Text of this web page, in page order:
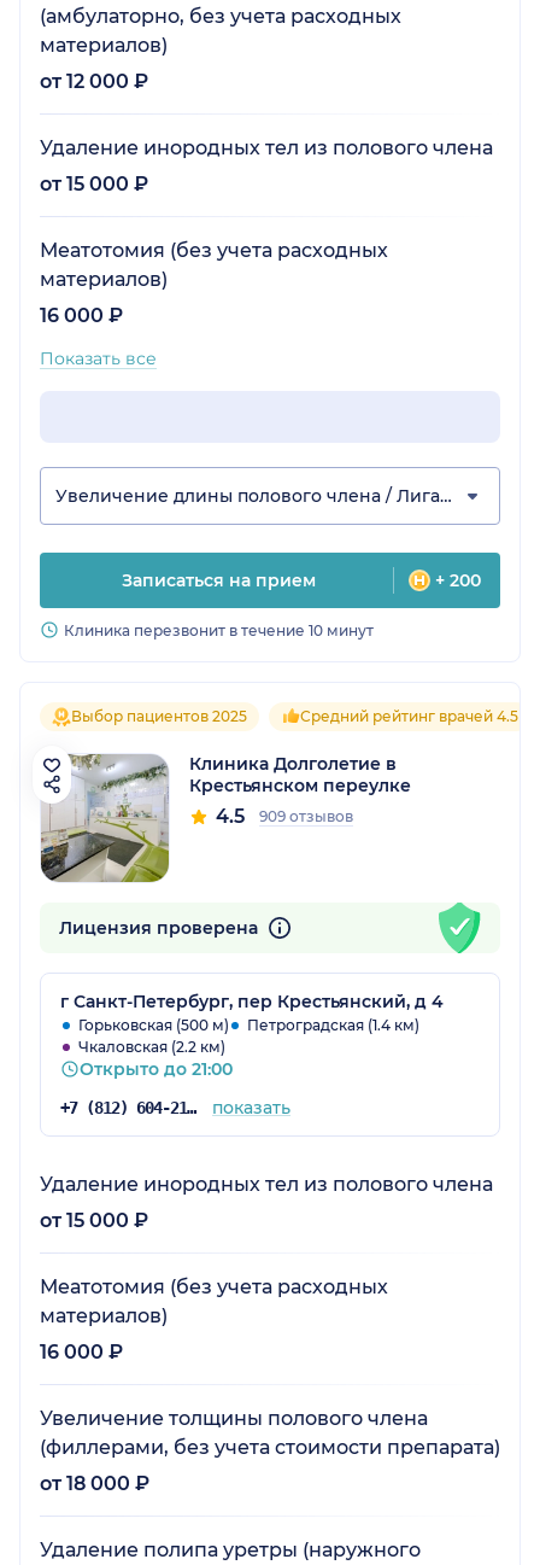
(амбулаторно, без учета расходных
материалов)
от 12 000 ₽
Удаление инородных тел из полового члена
от 15 000 ₽
Меатотомия (без учета расходных
материалов)
16 000 ₽
Показать все
Увеличение длины полового члена / Лигаментотомия
Записаться на прием + 200
Клиника перезвонит в течение 10 минут
Выбор пациентов 2025 Средний рейтинг врачей 4.5
Клиника Долголетие в
Крестьянском переулке
4.5 909 отзывов
Лицензия проверена
г Санкт-Петербург, пер Крестьянский, д 4
Горьковская (500 м)
Петроградская (1.4 км)
Чкаловская (2.2 км)
Открыто до 21:00
+7 (812) 604-21-66 показать
Удаление инородных тел из полового члена
от 15 000 ₽
Меатотомия (без учета расходных
материалов)
16 000 ₽
Увеличение толщины полового члена
(филлерами, без учета стоимости препарата)
от 18 000 ₽
Удаление полипа уретры (наружного